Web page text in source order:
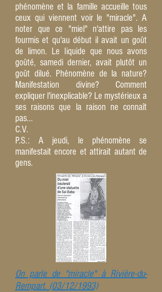
phénomène et la famille accueille tous
ceux qui viennent voir le "miracle". A
noter que ce "miel" n'attire pas les
fourmis et qu'au début il avait un goût
de limon. Le liquide que nous avons
goûté, samedi dernier, avait plutôt un
goût dilué. Phénomène de la nature?
Manifestation divine? Comment
expliquer l'inexplicable? Le mystérieux a
ses raisons que la raison ne connaît
pas...
C.V.
P.S.: A jeudi, le phénomène se
manifestait encore et attirait autant de
gens.
On parle de "miracle" à Rivière-du-
Rempart. (03/12/1993)